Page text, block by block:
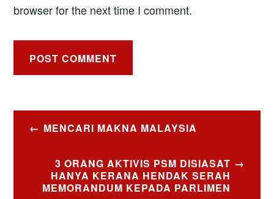
browser for the next time I comment.
PostMENCARI MAKNA MALAYSIA
3 ORANG AKTIVIS PSM DISIASAT
HANYA KERANA HENDAK SERAH
MEMORANDUM KEPADA PARLIMEN